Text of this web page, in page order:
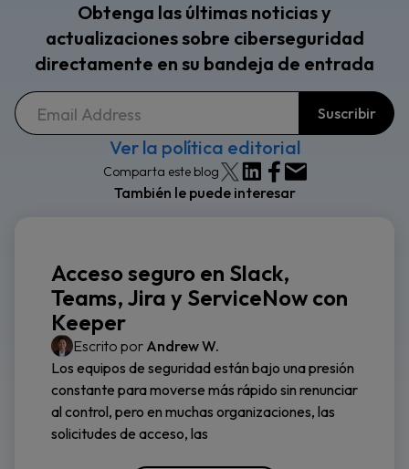
Obtenga las últimas noticias y
actualizaciones sobre ciberseguridad
directamente en su bandeja de entrada
Ver la política editorial
Comparta este blog
También le puede interesar
Acceso seguro en Slack,
Teams, Jira y ServiceNow con
Keeper
Escrito por Andrew W.
Los equipos de seguridad están bajo una presión
constante para moverse más rápido sin renunciar
al control, pero en muchas organizaciones, las
solicitudes de acceso, las